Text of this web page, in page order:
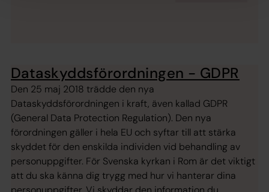
Dataskyddsförordningen - GDPR
Den 25 maj 2018 trädde den nya
Dataskyddsförordningen i kraft, även kallad GDPR
(General Data Protection Regulation). Den nya
förordningen gäller i hela EU och syftar till att stärka
skyddet för den enskilda individen vid behandling av
personuppgifter. För Svenska kyrkan i Rom är det viktigt
att du ska känna dig trygg med hur vi hanterar dina